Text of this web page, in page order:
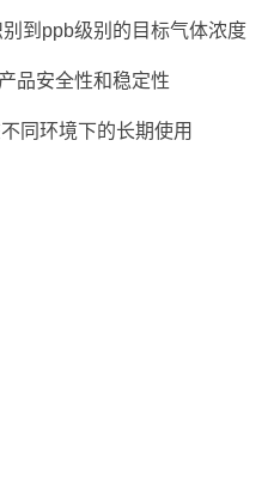
到ppb级别的目标气体浓度
品安全性和稳定性
同环境下的长期使用